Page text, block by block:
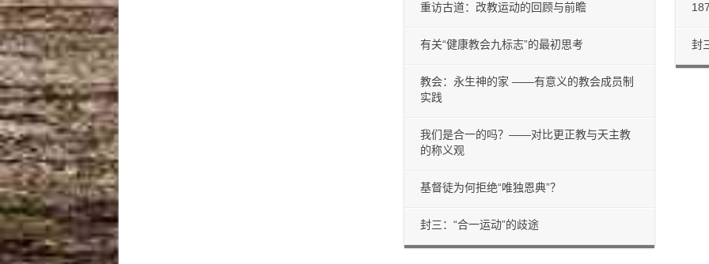
重访古道：改教运动的回顾与前瞻
有关“健康教会九标志”的最初思考
教会：永生神的家 ——有意义的教会成员制
实践
我们是合一的吗？——对比更正教与天主教
的称义观
基督徒为何拒绝“唯独恩典”？
封三：“合一运动”的歧途
封